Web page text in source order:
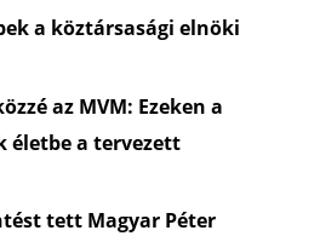
a köztársasági elnöki
az MVM: Ezeken a
életbe a tervezett
tett Magyar Péter